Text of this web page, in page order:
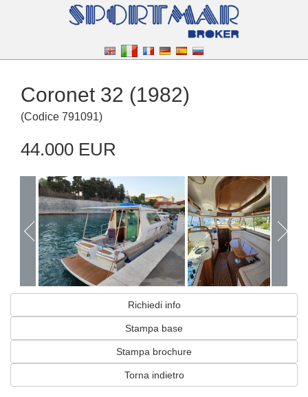
Coronet 32 (1982)
(Codice 791091)
44.000 EUR
Richiedi info
Stampa base
Stampa brochure
Torna indietro